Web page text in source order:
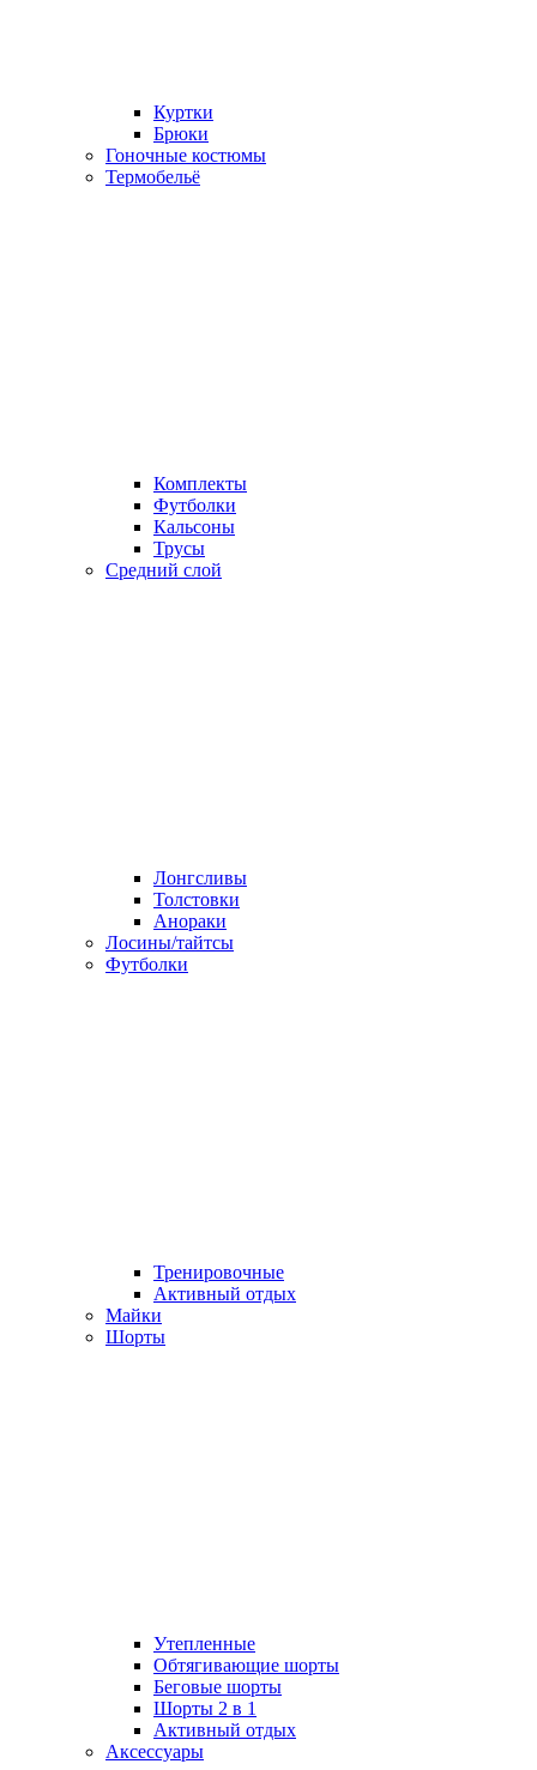
Куртки
Брюки
Гоночные костюмы
Термобельё
Комплекты
Футболки
Кальсоны
Трусы
Средний слой
Лонгсливы
Толстовки
Анораки
Лосины/тайтсы
Футболки
Тренировочные
Активный отдых
Майки
Шорты
Утепленные
Обтягивающие шорты
Беговые шорты
Шорты 2 в 1
Активный отдых
Аксессуары